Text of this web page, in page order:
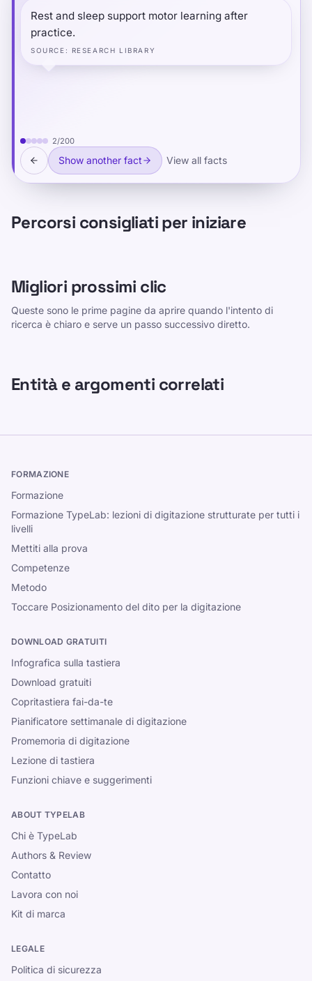
Rest and sleep support motor learning after
practice.
SOURCE : RESEARCH LIBRARY
2/200
Show another fact View all facts
Percorsi consigliati per iniziare
Migliori prossimi clic
Queste sono le prime pagine da aprire quando l'intento di
ricerca è chiaro e serve un passo successivo diretto.
Entità e argomenti correlati
FORMAZIONE
Formazione
Formazione TypeLab: lezioni di digitazione strutturate per tutti i
livelli
Mettiti alla prova
Competenze
Metodo
Toccare Posizionamento del dito per la digitazione
DOWNLOAD GRATUITI
Infografica sulla tastiera
Download gratuiti
Copritastiera fai-da-te
Pianificatore settimanale di digitazione
Promemoria di digitazione
Lezione di tastiera
Funzioni chiave e suggerimenti
ABOUT TYPELAB
Chi è TypeLab
Authors & Review
Contatto
Lavora con noi
Kit di marca
LEGALE
Politica di sicurezza